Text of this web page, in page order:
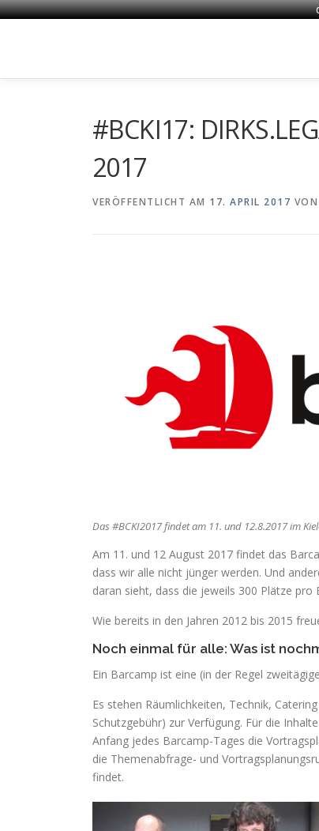
#BCKI17:
2017
VERÖFFENTLICHT AM 17. APRIL 2017 VON
Das #BCKI2017 findet am 11. und 12.8.2017 im
Am 11. und 12 August 2017 findet das
dass wir alle nicht jünger werden. Und
daran sieht, dass die jeweils 300 Plätze
Wie bereits in den Jahren 2012 bis 2015
Noch einmal für alle: Was ist
Ein Barcamp ist eine (in der Regel
Es stehen Räumlichkeiten, Technik,
Schutzgebühr) zur Verfügung. Für die
Anfang jedes Barcamp-Tages die
die Themenabfrage- und
findet.